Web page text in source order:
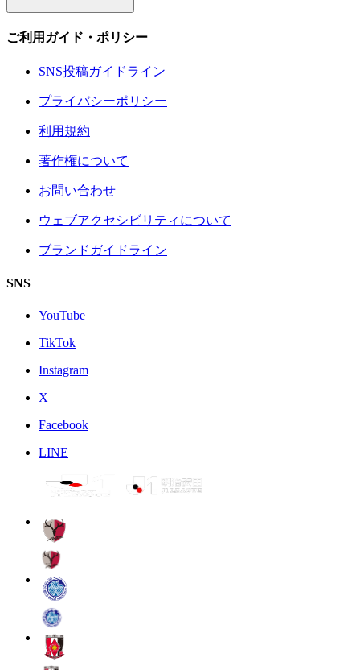
ご利用ガイド・ポリシー
SNS投稿ガイドライン
プライバシーポリシー
利用規約
著作権について
お問い合わせ
ウェブアクセシビリティについて
ブランドガイドライン
SNS
YouTube
TikTok
Instagram
X
Facebook
LINE